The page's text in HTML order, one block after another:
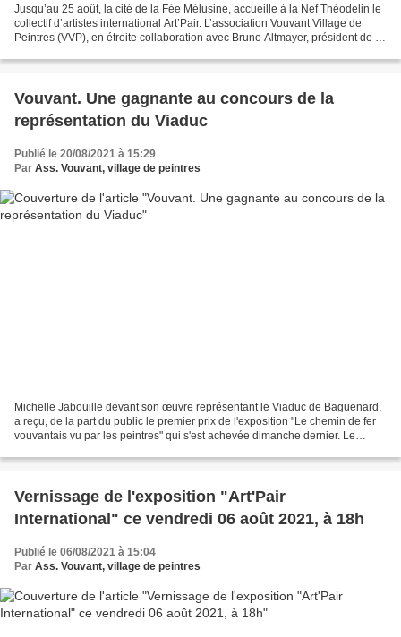
Jusqu’au 25 août, la cité de la Fée Mélusine, accueille à la Nef Théodelin le
collectif d’artistes international Art’Pair. L’association Vouvant Village de
Peintres (VVP), en étroite collaboration avec Bruno Altmayer, président de la
Vouvant. Une gagnante au concours de la
représentation du Viaduc
Publié le 20/08/2021 à 15:29
Par Ass. Vouvant, village de peintres
Michelle Jabouille devant son œuvre représentant le Viaduc de Baguenard,
a reçu, de la part du public le premier prix de l'exposition "Le chemin de fer
vouvantais vu par les peintres" qui s'est achevée dimanche dernier. Le
Vernissage de l'exposition "Art'Pair
International" ce vendredi 06 août 2021, à 18h
Publié le 06/08/2021 à 15:04
Par Ass. Vouvant, village de peintres